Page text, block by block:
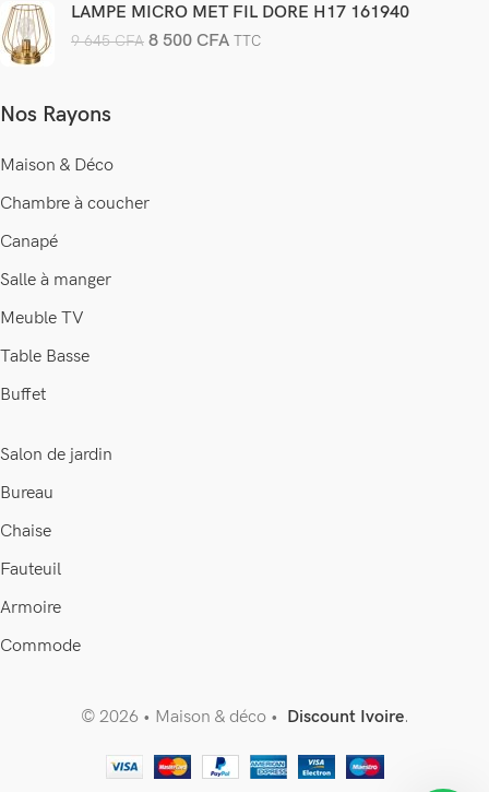
LAMPE MICRO MET FIL DORE H17 161940
9 645CFA 8 500CFA TTC
Nos Rayons
Maison & Déco
Chambre à coucher
Canapé
Salle à manger
Meuble TV
Table Basse
Buffet
Salon de jardin
Bureau
Chaise
Fauteuil
Armoire
Commode
© 2026 • Maison & déco • Discount Ivoire.